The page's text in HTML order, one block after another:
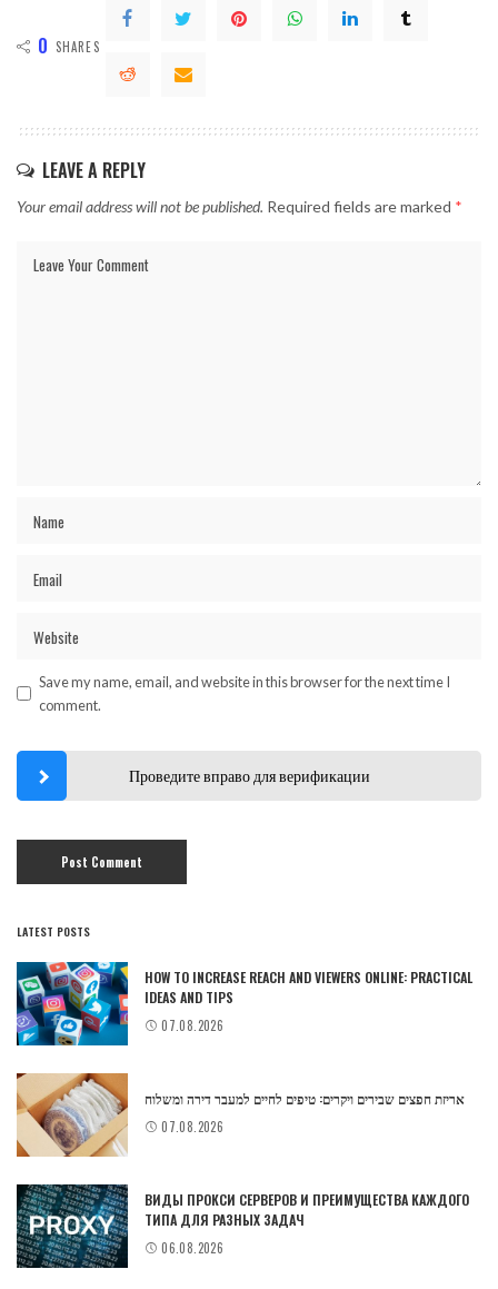
0 SHARES
LEAVE A REPLY
Your email address will not be published. Required fields are marked *
Save my name, email, and website in this browser for the next time I
comment.
Проведите вправо для верификации
LATEST POSTS
HOW TO INCREASE REACH AND VIEWERS ONLINE: PRACTICAL
IDEAS AND TIPS
07.08.2026
אריזת חפצים שבירים ויקרים: טיפים לחיים למעבר דירה ומשלוח
07.08.2026
ВИДЫ ПРОКСИ СЕРВЕРОВ И ПРЕИМУЩЕСТВА КАЖДОГО
ТИПА ДЛЯ РАЗНЫХ ЗАДАЧ
06.08.2026